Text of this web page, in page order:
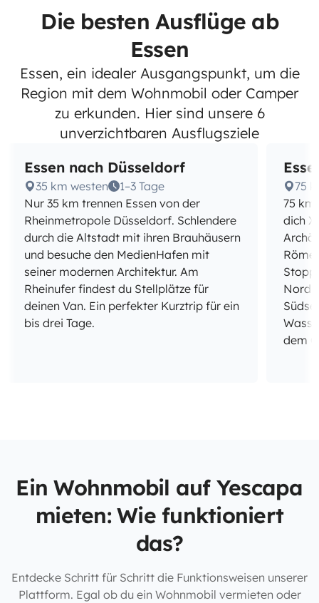
Die besten Ausflüge ab
Essen
Essen, ein idealer Ausgangspunkt, um die
Region mit dem Wohnmobil oder Camper
zu erkunden. Hier sind unsere 6
unverzichtbaren Ausflugsziele
Essen nach Düsseldorf
35 km westen
1–3 Tage
Nur 35 km trennen Essen von der
Rheinmetropole Düsseldorf. Schlendere
durch die Altstadt mit ihren Brauhäusern
und besuche den MedienHafen mit
seiner modernen Architektur. Am
Rheinufer findest du Stellplätze für
deinen Van. Ein perfekter Kurztrip für ein
bis drei Tage.
75
75
dich
Stopp
Nord.
dem
Ein Wohnmobil auf Yescapa
mieten: Wie funktioniert
das?
Entdecke Schritt für Schritt die Funktionsweisen unserer
Plattform. Egal ob du ein Wohnmobil vermieten oder